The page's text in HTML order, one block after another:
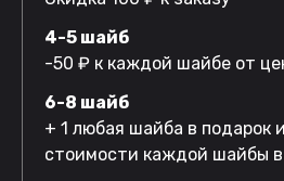
4-5 шайб
-50 ₽ к каждой шайбе от
6-8 шайб
+ 1 любая шайба в подарок
стоимости каждой шайбы в